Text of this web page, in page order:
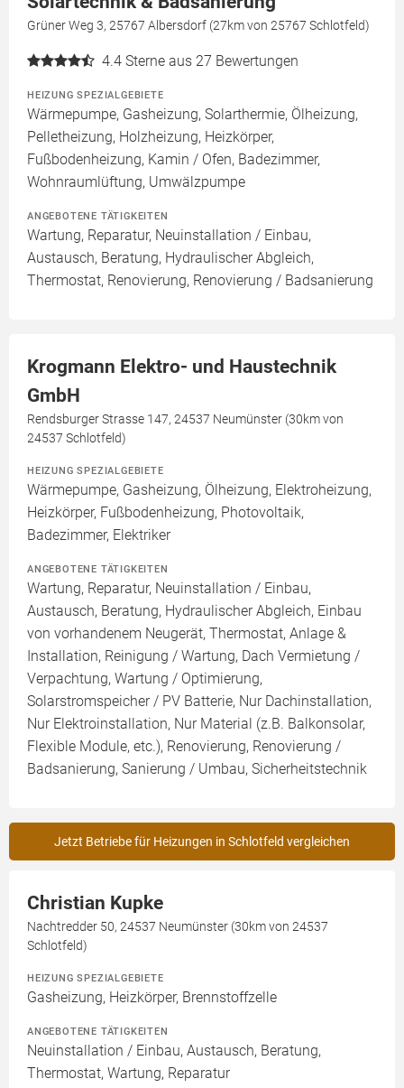
Grüner Weg 3, 25767 Albersdorf (27km von 25767 Schlotfeld)
4.4 Sterne aus 27 Bewertungen
HEIZUNG SPEZIALGEBIETE
Wärmepumpe, Gasheizung, Solarthermie, Ölheizung,
Pelletheizung, Holzheizung, Heizkörper,
Fußbodenheizung, Kamin / Ofen, Badezimmer,
Wohnraumlüftung, Umwälzpumpe
ANGEBOTENE TÄTIGKEITEN
Wartung, Reparatur, Neuinstallation / Einbau,
Austausch, Beratung, Hydraulischer Abgleich,
Thermostat, Renovierung, Renovierung / Badsanierung
Krogmann Elektro- und Haustechnik
GmbH
Rendsburger Strasse 147, 24537 Neumünster (30km von
24537 Schlotfeld)
HEIZUNG SPEZIALGEBIETE
Wärmepumpe, Gasheizung, Ölheizung, Elektroheizung,
Heizkörper, Fußbodenheizung, Photovoltaik,
Badezimmer, Elektriker
ANGEBOTENE TÄTIGKEITEN
Wartung, Reparatur, Neuinstallation / Einbau,
Austausch, Beratung, Hydraulischer Abgleich, Einbau
von vorhandenem Neugerät, Thermostat, Anlage &
Installation, Reinigung / Wartung, Dach Vermietung /
Verpachtung, Wartung / Optimierung,
Solarstromspeicher / PV Batterie, Nur Dachinstallation,
Nur Elektroinstallation, Nur Material (z.B. Balkonsolar,
Flexible Module, etc.), Renovierung, Renovierung /
Badsanierung, Sanierung / Umbau, Sicherheitstechnik
Jetzt Betriebe für Heizungen in Schlotfeld vergleichen
Christian Kupke
Nachtredder 50, 24537 Neumünster (30km von 24537
Schlotfeld)
HEIZUNG SPEZIALGEBIETE
Gasheizung, Heizkörper, Brennstoffzelle
ANGEBOTENE TÄTIGKEITEN
Neuinstallation / Einbau, Austausch, Beratung,
Thermostat, Wartung, Reparatur